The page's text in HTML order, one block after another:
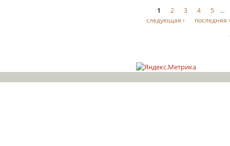
Страницы
1 2 3 4 5
…
следующая ›
последняя